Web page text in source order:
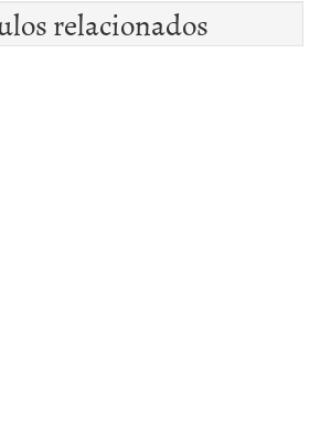
relacionados